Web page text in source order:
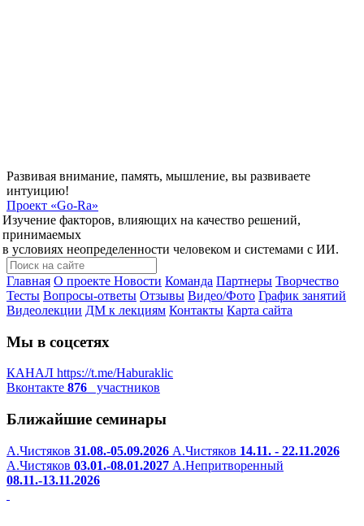
Развивая внимание, память, мышление, вы развиваете
интуицию!
Проект «Go-Ra»
Изучение факторов, влияющих на качество решений,
принимаемых
в условиях неопределенности человеком и системами с ИИ.
Главная О проекте Новости Команда Партнеры Творчество
Тесты Вопросы-ответы Отзывы Видео/Фото График занятий
Видеолекции ДМ к лекциям Контакты Карта сайта
Мы в соцсетях
КАНАЛ https://t.me/Haburaklic
Вконтакте 876 участников
Ближайшие семинары
А.Чистяков 31.08.-05.09.2026 А.Чистяков 14.11. - 22.11.2026
А.Чистяков 03.01.-08.01.2027 А.Непритворенный
08.11.-13.11.2026